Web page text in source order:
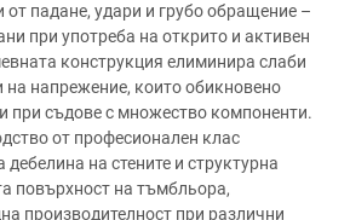
от падане, удари и грубо обращение –
при употреба на открито и активен
конструкция елиминира слаби
на напрежение, които обикновено
при съдове с множество компоненти.
от професионален клас
на стените и структурна
повърхност на тъмбльора,
производителност при различни